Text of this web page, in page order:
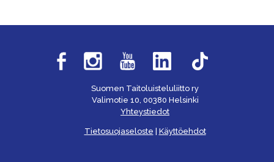
Suomen Taitoluisteluliitto ry
Valimotie 10, 00380 Helsinki
Yhteystiedot
Tietosuojaseloste | Käyttöehdot